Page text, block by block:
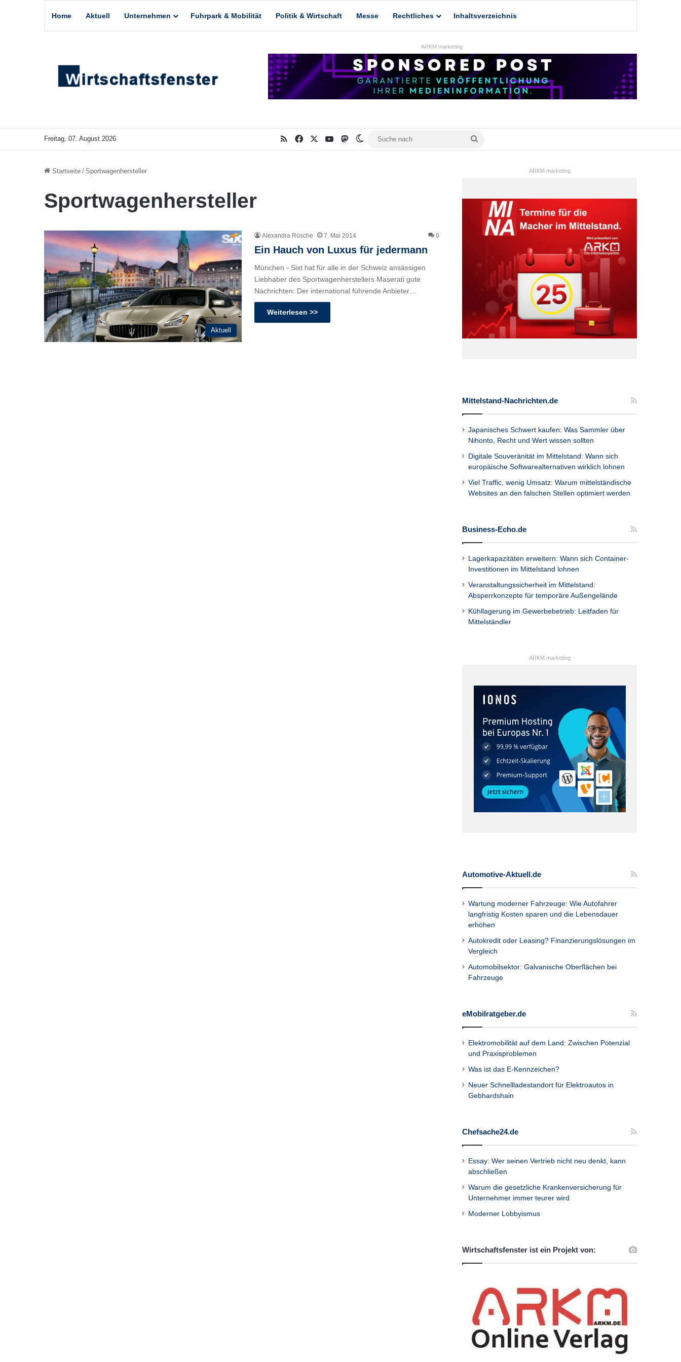
Home Aktuell Unternehmen Fuhrpark & Mobilität Politik & Wirtschaft Messe Rechtliches Inhaltsverzeichnis
ARKM.marketing
Freitag, 07. August 2026 RSS Facebook YouTubeMastodonSkin umschalten
Startseite / Sportwagenhersteller
Sportwagenhersteller
Aktuell
Alexandra Rüsche 7. Mai 2014 0
Ein Hauch von Luxus für jedermann
München - Sixt hat für alle in der Schweiz ansässigen
Liebhaber des Sportwagenherstellers Maserati gute
Nachrichten: Der international führende Anbieter…
Weiterlesen >>
ARKM.marketing
Mittelstand-Nachrichten.de
Japanisches Schwert kaufen: Was Sammler über
Nihonto, Recht und Wert wissen sollten
Digitale Souveränität im Mittelstand: Wann sich
europäische Softwarealternativen wirklich lohnen
Viel Traffic, wenig Umsatz: Warum mittelständische
Websites an den falschen Stellen optimiert werden
Business-Echo.de
Lagerkapazitäten erweitern: Wann sich Container-
Investitionen im Mittelstand lohnen
Veranstaltungssicherheit im Mittelstand:
Absperrkonzepte für temporäre Außengelände
Kühllagerung im Gewerbebetrieb: Leitfaden für
Mittelständler
ARKM.marketing
Automotive-Aktuell.de
Wartung moderner Fahrzeuge: Wie Autofahrer
langfristig Kosten sparen und die Lebensdauer
erhöhen
Autokredit oder Leasing? Finanzierungslösungen im
Vergleich
Automobilsektor: Galvanische Oberflächen bei
Fahrzeuge
eMobilratgeber.de
Elektromobilität auf dem Land: Zwischen Potenzial
und Praxisproblemen
Was ist das E-Kennzeichen?
Neuer Schnellladestandort für Elektroautos in
Gebhardshain
Chefsache24.de
Essay: Wer seinen Vertrieb nicht neu denkt, kann
abschließen
Warum die gesetzliche Krankenversicherung für
Unternehmer immer teurer wird
Moderner Lobbyismus
Wirtschaftsfenster ist ein Projekt von: